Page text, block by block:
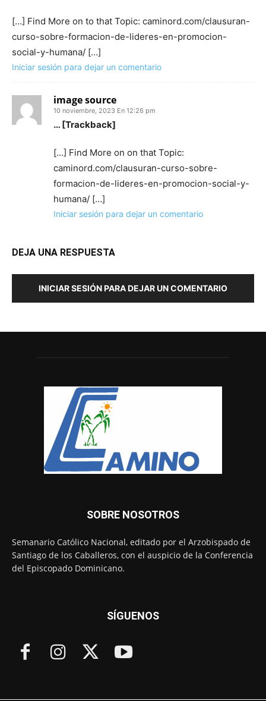
[…] Find More on to that Topic: caminord.com/clausuran-
curso-sobre-formacion-de-lideres-en-promocion-
social-y-humana/ […]
Iniciar sesión para dejar un comentario
image source
10 noviembre, 2023 En 12:26 pm
… [Trackback]
[…] Find More on on that Topic:
caminord.com/clausuran-curso-sobre-
formacion-de-lideres-en-promocion-social-y-
humana/ […]
Iniciar sesión para dejar un comentario
DEJA UNA RESPUESTA
INICIAR SESIÓN PARA DEJAR UN COMENTARIO
SOBRE NOSOTROS
Semanario Católico Nacional, editado por el Arzobispado de
Santiago de los Caballeros, con el auspicio de la Conferencia
del Episcopado Dominicano.
SÍGUENOS